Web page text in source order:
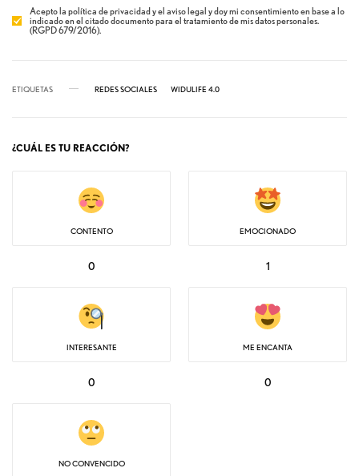
Acepto la política de privacidad y el aviso legal y doy mi consentimiento en base a lo
indicado en el citado documento para el tratamiento de mis datos personales.
(RGPD 679/2016).
ETIQUETAS REDES SOCIALES WIDULIFE 4.0
¿CUÁL ES TU REACCIÓN?
CONTENTO
0
EMOCIONADO
1
INTERESANTE
0
ME ENCANTA
0
NO CONVENCIDO